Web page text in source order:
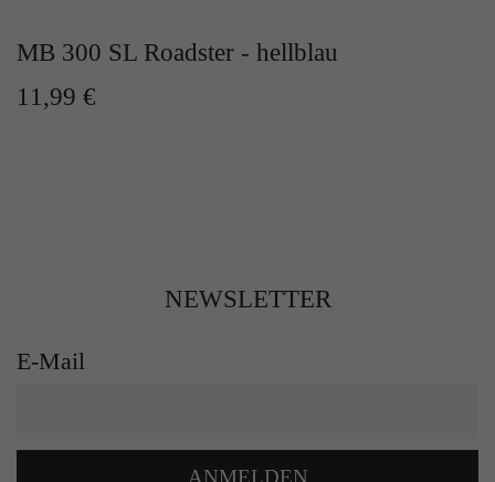
MB 300 SL Roadster - hellblau
11,99 €
NEWSLETTER
E-Mail
ANMELDEN